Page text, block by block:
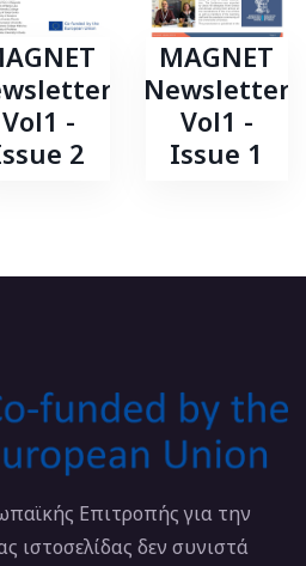
Vol1 -
2
MAGNET
Newsletter
Vol1 -
Issue 1
Επιτροπής για την
ιστοσελίδας δεν συνιστά